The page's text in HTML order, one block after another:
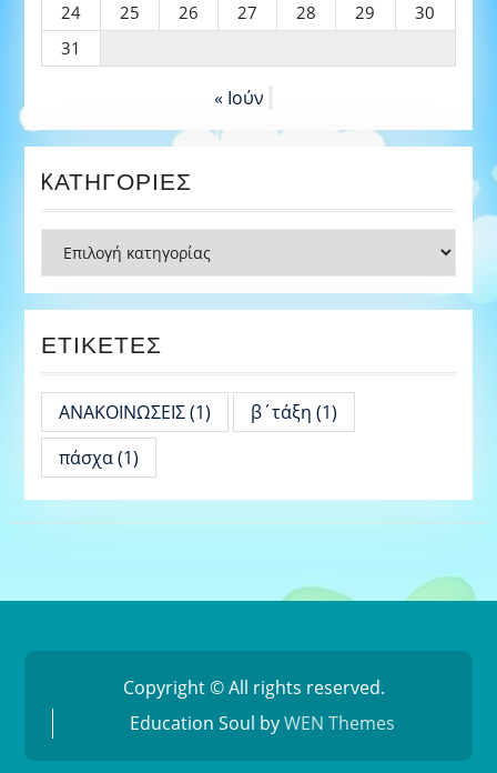
24
25 26 27 28 29
30
31
« Ιούν
KΑΤΗΓΟΡΊΕΣ
Kατηγορίες
ΕΤΙΚΈΤΕΣ
ΑΝΑΚΟΙΝΩΣΕΙΣ(1) β΄τάξη (1)
πάσχα(1)
Copyright © All rights reserved.
Education Soul byWEN Themes